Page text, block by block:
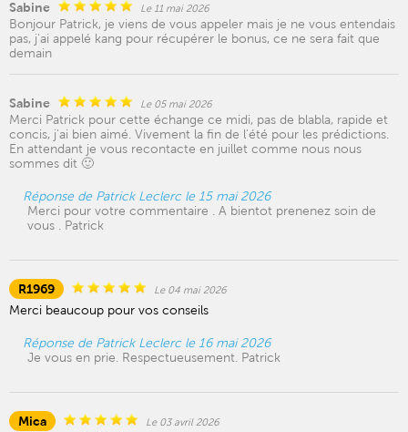
Sabine Le 11 mai 2026
Bonjour Patrick, je viens de vous appeler mais je ne vous entendais
pas, j'ai appelé kang pour récupérer le bonus, ce ne sera fait que
demain
Sabine Le 05 mai 2026
Merci Patrick pour cette échange ce midi, pas de blabla, rapide et
concis, j'ai bien aimé. Vivement la fin de l'été pour les prédictions.
En attendant je vous recontacte en juillet comme nous nous
sommes dit 🙂
Réponse de Patrick Leclerc le 15 mai 2026
Merci pour votre commentaire . A bientot prenenez soin de
vous . Patrick
R1969 Le 04 mai 2026
Merci beaucoup pour vos conseils
Réponse de Patrick Leclerc le 16 mai 2026
Je vous en prie. Respectueusement. Patrick
Mica Le 03 avril 2026